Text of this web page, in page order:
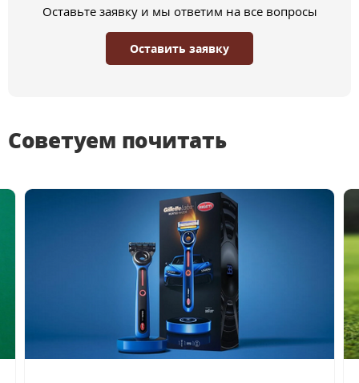
Оставьте заявку и мы ответим на все вопросы
Оставить заявку
Советуем почитать